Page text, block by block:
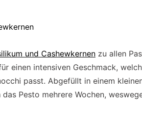
und Cashewkernen zu allen
einen intensiven Geschmack,
passt. Abgefüllt in einem
Pesto mehrere Wochen,